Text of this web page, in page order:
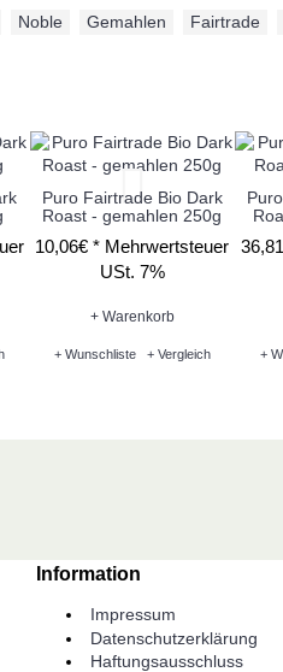
Noble Gemahlen Fairtrade
Puro Fairtrade Bio Dark
Roast - gemahlen 250g
10,06€ * Mehrwertsteuer
USt. 7%
+ Warenkorb
+ Wunschliste + Vergleich +
Information
Impressum
Datenschutzerklärung
Haftungsausschluss